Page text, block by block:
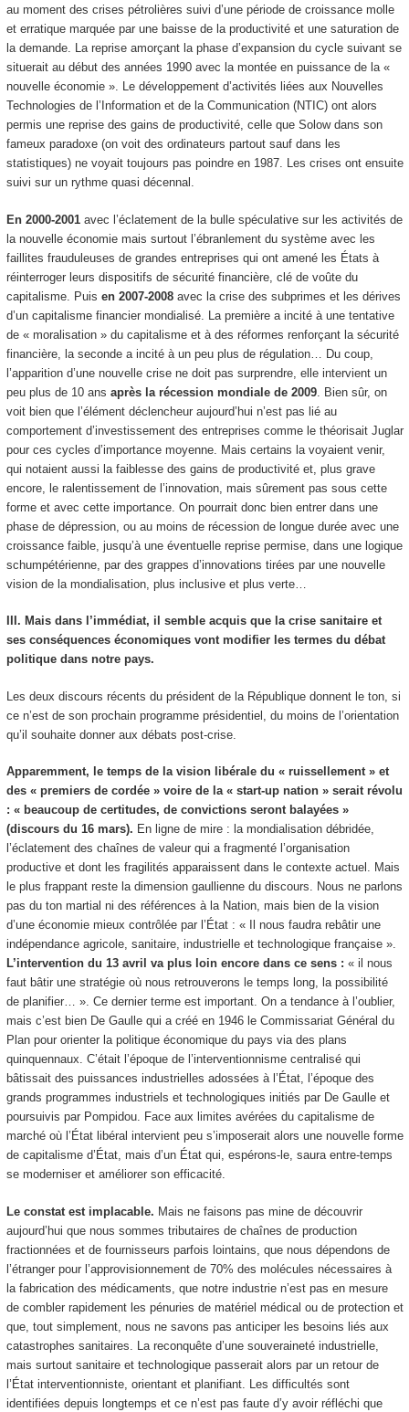
au moment des crises pétrolières suivi d’une période de croissance molle
et erratique marquée par une baisse de la productivité et une saturation de
la demande. La reprise amorçant la phase d’expansion du cycle suivant se
situerait au début des années 1990 avec la montée en puissance de la «
nouvelle économie ». Le développement d’activités liées aux Nouvelles
Technologies de l’Information et de la Communication (NTIC) ont alors
permis une reprise des gains de productivité, celle que Solow dans son
fameux paradoxe (on voit des ordinateurs partout sauf dans les
statistiques) ne voyait toujours pas poindre en 1987. Les crises ont ensuite
suivi sur un rythme quasi décennal.
En 2000-2001avec l’éclatement de la bulle spéculative sur les activités de
la nouvelle économie mais surtout l’ébranlement du système avec les
faillites frauduleuses de grandes entreprises qui ont amené les États à
réinterroger leurs dispositifs de sécurité financière, clé de voûte du
capitalisme. Puis en 2007-2008avec la crise des subprimes et les dérives
d’un capitalisme financier mondialisé. La première a incité à une tentative
de « moralisation » du capitalisme et à des réformes renforçant la sécurité
financière, la seconde a incité à un peu plus de régulation… Du coup,
l’apparition d’une nouvelle crise ne doit pas surprendre, elle intervient un
peu plus de 10 ans après la récession mondiale de 2009. Bien sûr, on
voit bien que l’élément déclencheur aujourd’hui n’est pas lié au
comportement d’investissement des entreprises comme le théorisait Juglar
pour ces cycles d’importance moyenne. Mais certains la voyaient venir,
qui notaient aussi la faiblesse des gains de productivité et, plus grave
encore, le ralentissement de l’innovation, mais sûrement pas sous cette
forme et avec cette importance. On pourrait donc bien entrer dans une
phase de dépression, ou au moins de récession de longue durée avec une
croissance faible, jusqu’à une éventuelle reprise permise, dans une logique
schumpétérienne, par des grappes d’innovations tirées par une nouvelle
vision de la mondialisation, plus inclusive et plus verte…
III. Mais dans l’immédiat, il semble acquis que la crise sanitaire et
ses conséquences économiques vont modifier les termes du débat
politique dans notre pays.
Les deux discours récents du président de la République donnent le ton, si
ce n’est de son prochain programme présidentiel, du moins de l’orientation
qu’il souhaite donner aux débats post-crise.
Apparemment, le temps de la vision libérale du « ruissellement » et
des « premiers de cordée » voire de la « start-up nation » serait révolu
: « beaucoup de certitudes, de convictions seront balayées »
(discours du 16 mars). En ligne de mire : la mondialisation débridée,
l’éclatement des chaînes de valeur qui a fragmenté l’organisation
productive et dont les fragilités apparaissent dans le contexte actuel. Mais
le plus frappant reste la dimension gaullienne du discours. Nous ne parlons
pas du ton martial ni des références à la Nation, mais bien de la vision
d’une économie mieux contrôlée par l’État : « Il nous faudra rebâtir une
indépendance agricole, sanitaire, industrielle et technologique française ».
L’intervention du 13 avril va plus loin encore dans ce sens : « il nous
faut bâtir une stratégie où nous retrouverons le temps long, la possibilité
de planifier… ». Ce dernier terme est important. On a tendance à l’oublier,
mais c’est bien De Gaulle qui a créé en 1946 le Commissariat Général du
Plan pour orienter la politique économique du pays via des plans
quinquennaux. C’était l’époque de l’interventionnisme centralisé qui
bâtissait des puissances industrielles adossées à l’État, l’époque des
grands programmes industriels et technologiques initiés par De Gaulle et
poursuivis par Pompidou. Face aux limites avérées du capitalisme de
marché où l’État libéral intervient peu s’imposerait alors une nouvelle forme
de capitalisme d’État, mais d’un État qui, espérons-le, saura entre-temps
se moderniser et améliorer son efficacité.
Le constat est implacable. Mais ne faisons pas mine de découvrir
aujourd’hui que nous sommes tributaires de chaînes de production
fractionnées et de fournisseurs parfois lointains, que nous dépendons de
l’étranger pour l’approvisionnement de 70% des molécules nécessaires à
la fabrication des médicaments, que notre industrie n’est pas en mesure
de combler rapidement les pénuries de matériel médical ou de protection et
que, tout simplement, nous ne savons pas anticiper les besoins liés aux
catastrophes sanitaires. La reconquête d’une souveraineté industrielle,
mais surtout sanitaire et technologique passerait alors par un retour de
l’État interventionniste, orientant et planifiant. Les difficultés sont
identifiées depuis longtemps et ce n’est pas faute d’y avoir réfléchi que